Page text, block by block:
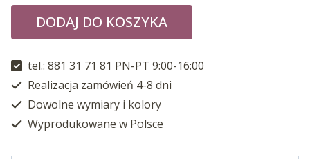
DODAJ DO KOSZYKA
tel.: 881 31 71 81 PN-PT 9:00-16:00
Realizacja zamówień 4-8 dni
Dowolne wymiary i kolory
Wyprodukowane w Polsce